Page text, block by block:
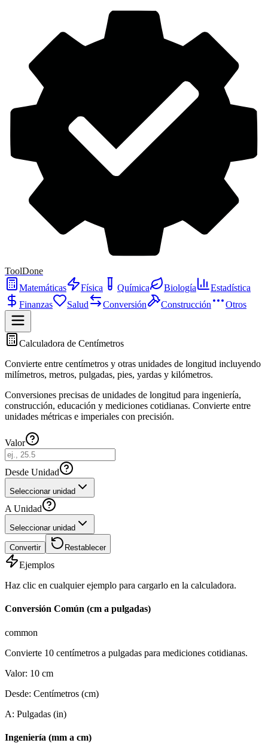
ToolDone
Matemáticas
Física Química Biología
Estadística
Finanzas
Salud Conversión Construcción Otros
Calculadora de Centímetros
Convierte entre centímetros y otras unidades de longitud incluyendo
milímetros, metros, pulgadas, pies, yardas y kilómetros.
Conversiones precisas de unidades de longitud para ingeniería,
construcción, educación y mediciones cotidianas. Convierte entre
unidades métricas e imperiales con precisión.
Valor
Desde Unidad
Seleccionar unidad
A Unidad
Seleccionar unidad
Convertir Restablecer
Ejemplos
Haz clic en cualquier ejemplo para cargarlo en la calculadora.
Conversión Común (cm a pulgadas)
common
Convierte 10 centímetros a pulgadas para mediciones cotidianas.
Valor: 10 cm
Desde: Centímetros (cm)
A: Pulgadas (in)
Ingeniería (mm a cm)